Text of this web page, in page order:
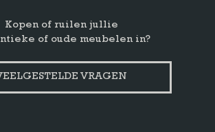
Kopen of ruilen jullie
of oude meubelen in?
VRAGEN